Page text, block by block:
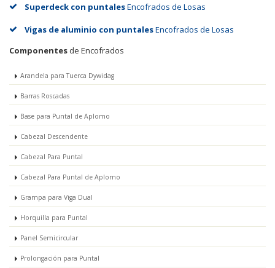
Superdeck con puntalesEncofrados de Losas
Vigas de aluminio con puntalesEncofrados de Losas
Componentes de Encofrados
Arandela para Tuerca Dywidag
Barras Roscadas
Base para Puntal de Aplomo
Cabezal Descendente
Cabezal Para Puntal
Cabezal Para Puntal de Aplomo
Grampa para Viga Dual
Horquilla para Puntal
Panel Semicircular
Prolongación para Puntal